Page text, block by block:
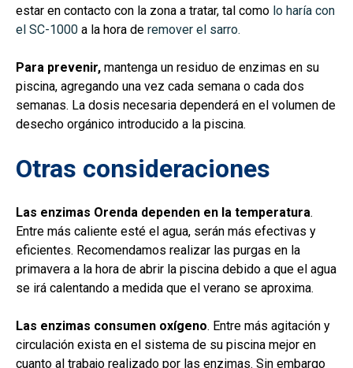
estar en contacto con la zona a tratar, tal como lo haría con
el SC-1000 a la hora de remover el sarro.
Para prevenir, mantenga un residuo de enzimas en su
piscina, agregando una vez cada semana o cada dos
semanas. La dosis necesaria dependerá en el volumen de
desecho orgánico introducido a la piscina.
Otras consideraciones
Las enzimas Orenda dependen en la temperatura.
Entre más caliente esté el agua, serán más efectivas y
eficientes. Recomendamos realizar las purgas en la
primavera a la hora de abrir la piscina debido a que el agua
se irá calentando a medida que el verano se aproxima.
Las enzimas consumen oxígeno. Entre más agitación y
circulación exista en el sistema de su piscina mejor en
cuanto al trabajo realizado por las enzimas. Sin embargo